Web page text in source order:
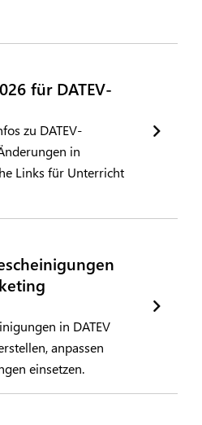
für DATEV-
zu DATEV-
in
Links für Unterricht
in DATEV
anpassen
einsetzen.